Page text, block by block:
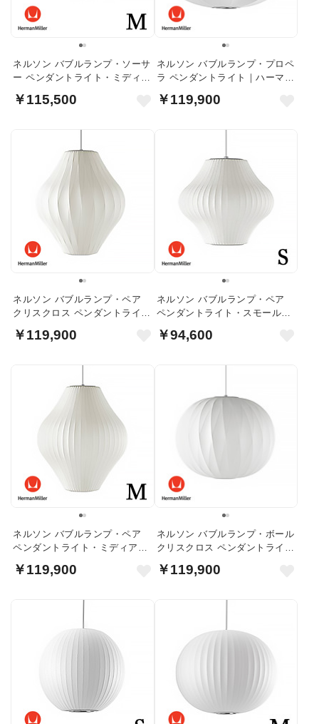
ネルソン バブルランプ・ソーサ
ー ペンダントライト・ミディア
￥115,500
ネルソン バブルランプ・プロペ
ラ ペンダントライト｜ハーマン
￥119,900
ネルソン バブルランプ・ペア
クリスクロス ペンダントライト
￥119,900
ネルソン バブルランプ・ペア
ペンダントライト・スモール｜
￥94,600
ネルソン バブルランプ・ペア
ペンダントライト・ミディアム
￥119,900
ネルソン バブルランプ・ボール
クリスクロス ペンダントライト
￥119,900